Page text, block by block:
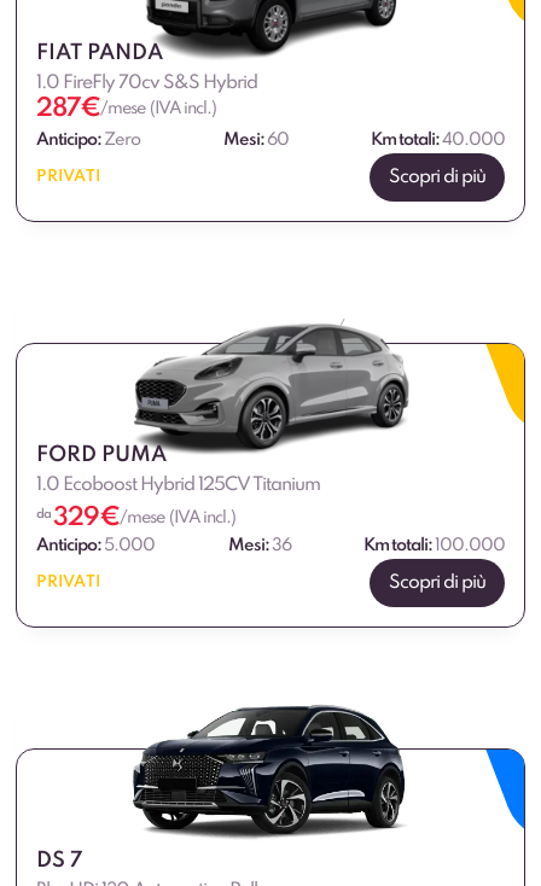
FIAT PANDA
1.0 FireFly 70cv S&S Hybrid
287€/mese (IVA incl.)
Anticipo: Zero Mesi:60 Km totali:40.000
PRIVATI Scopri di più
FORD PUMA
1.0 Ecoboost Hybrid 125CV Titanium
da 329€/mese (IVA incl.)
Anticipo: 5.000 Mesi:36 Km totali: 100.000
PRIVATI Scopri di più
DS 7